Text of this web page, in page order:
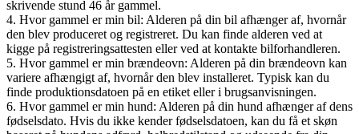
skrivende stund 46 år gammel.
4. Hvor gammel er min bil: Alderen på din bil afhænger af, hvornår
den blev produceret og registreret. Du kan finde alderen ved at
kigge på registreringsattesten eller ved at kontakte bilforhandleren.
5. Hvor gammel er min brændeovn: Alderen på din brændeovn kan
variere afhængigt af, hvornår den blev installeret. Typisk kan du
finde produktionsdatoen på en etiket eller i brugsanvisningen.
6. Hvor gammel er min hund: Alderen på din hund afhænger af dens
fødselsdato. Hvis du ikke kender fødselsdatoen, kan du få et skøn